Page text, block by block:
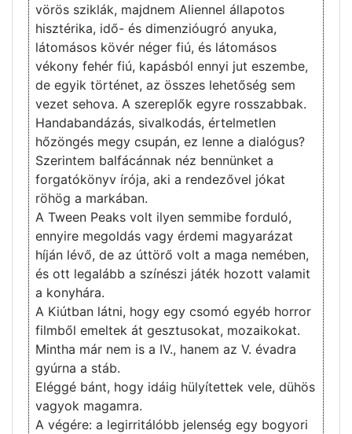
vörös sziklák, majdnem Aliennel állapotos
hisztérika, idő- és dimenzióugró anyuka,
látomásos kövér néger fiú, és látomásos
vékony fehér fiú, kapásból ennyi jut eszembe,
de egyik történet, az összes lehetőség sem
vezet sehova. A szereplők egyre rosszabbak.
Handabandázás, sivalkodás, értelmetlen
hőzöngés megy csupán, ez lenne a dialógus?
Szerintem balfácánnak néz bennünket a
forgatókönyv írója, aki a rendezővel jókat
röhög a markában.
A Tween Peaks volt ilyen semmibe forduló,
ennyire megoldás vagy érdemi magyarázat
híján lévő, de az úttörő volt a maga nemében,
és ott legalább a színészi játék hozott valamit
a konyhára.
A Kiútban látni, hogy egy csomó egyéb horror
filmből emeltek át gesztusokat, mozaikokat.
Mintha már nem is a IV., hanem az V. évadra
gyúrna a stáb.
Eléggé bánt, hogy idáig hülyítettek vele, dühös
vagyok magamra.
A végére: a legirritálóbb jelenség egy bogyori